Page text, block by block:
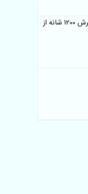
خرید مستقیم فرش 1200 شانه از